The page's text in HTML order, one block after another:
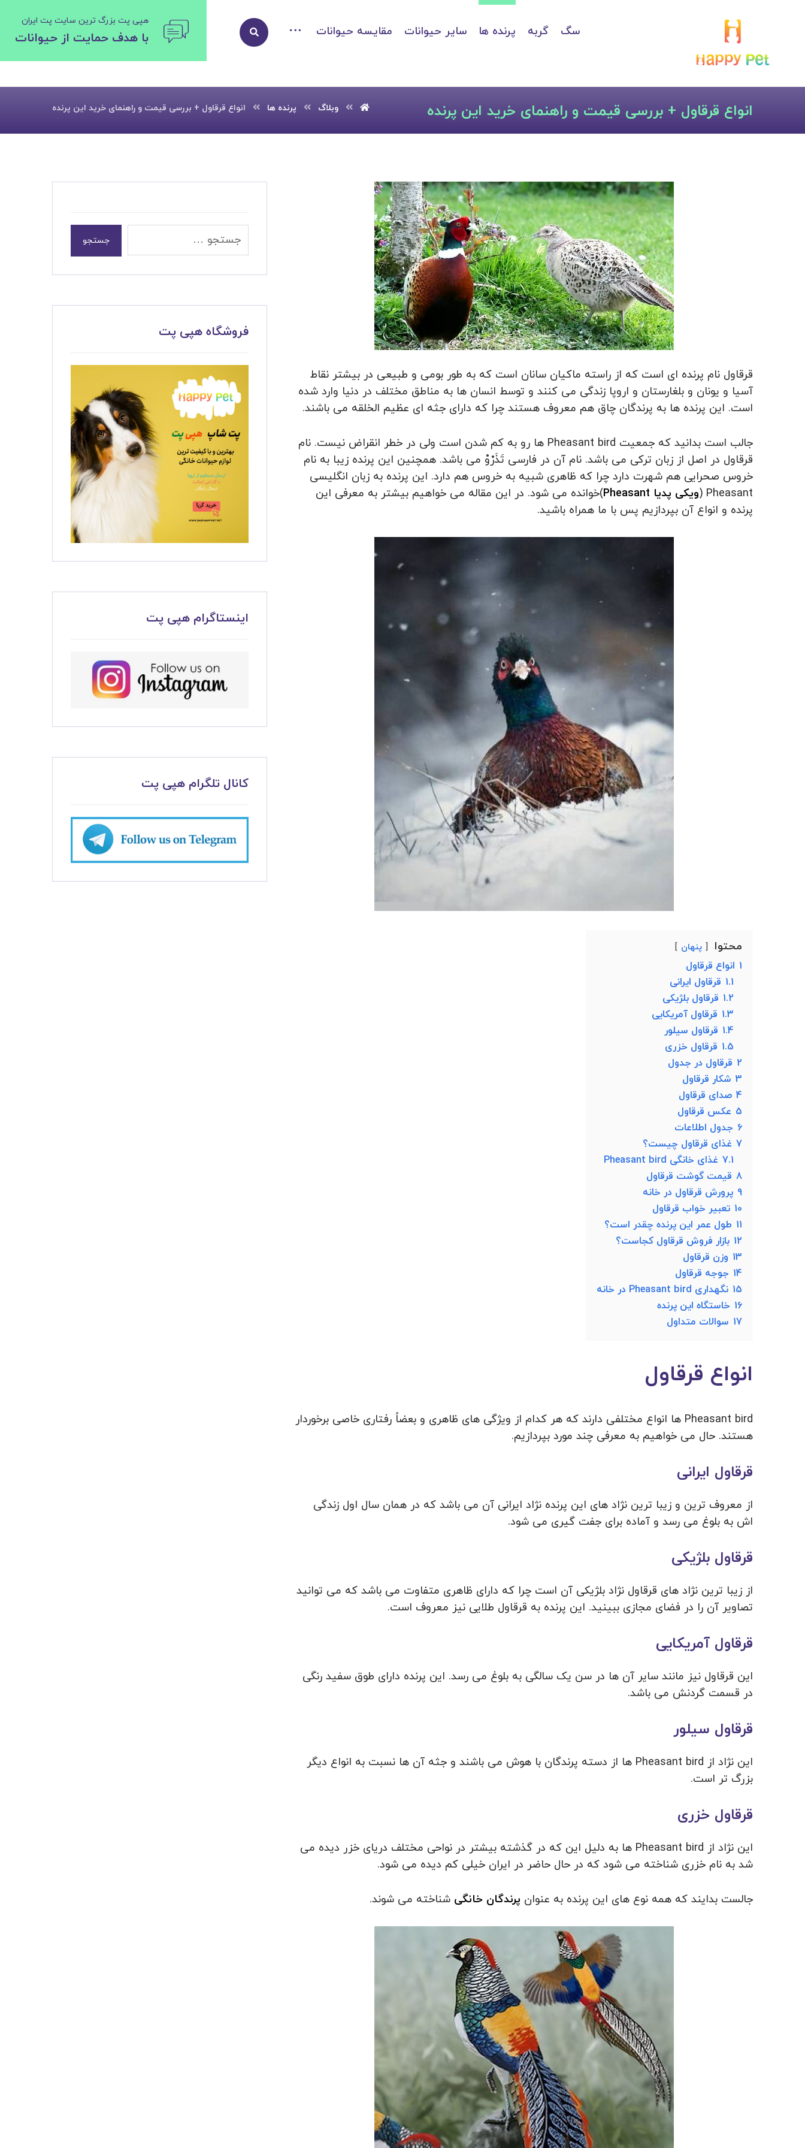
هپی پت بزرگ ترین سایت پت ایران
با هدف حمایت از حیوانات سگ گربه پرنده ها سایر حیوانات مقایسه حیوانات
انواع قرقاول + بررسی قیمت و راهنمای خرید این پرنده وبلاگ پرنده ها انواع قرقاول + بررسی قیمت و راهنمای خرید این پرنده
قرقاول نام پرنده ای است که از راسته ماکیان سانان است که به طور بومی و طبیعی در بیشتر نقاط
آسیا و یونان و بلغارستان و اروپا زندگی می کنند و توسط انسان ها به مناطق مختلف در دنیا وارد شده
است. این پرنده ها به پرندگان چاق هم معروف هستند چرا که دارای جثه ای عظیم الخلقه می باشند.
جالب است بدانید که جمعیت Pheasant bird ها رو به کم شدن است ولی در خطر انقراض نیست. نام
قرقاول در اصل از زبان ترکی می باشد. نام آن در فارسی تَذَرْوْ می باشد. همچنین این پرنده زیبا به نام
خروس صحرایی هم شهرت دارد چرا که ظاهری شبیه به خروس هم دارد. این پرنده به زبان انگلیسی
Pheasant ( ویکی پدیا Pheasant
)خوانده می شود. در این مقاله می خواهیم بیشتر به معرفی این
پرنده و انواع آن بپردازیم پس با ما همراه باشید.
محتوا پنهان
1 انواع قرقاول
1.1 قرقاول ایرانی
1.2 قرقاول بلژیکی
1.3 قرقاول آمریکایی
1.4 قرقاول سیلور
1.5 قرقاول خزری
2 قرقاول در جدول
3 شکار قرقاول
4 صدای قرقاول
5 عکس قرقاول
6 جدول اطلاعات
7 غذای قرقاول چیست؟
7.1 غذای خانگی Pheasant bird
8 قیمت گوشت قرقاول
9 پرورش قرقاول در خانه
10 تعبیر خواب قرقاول
11 طول عمر این پرنده چقدر است؟
12 بازار فروش قرقاول کجاست؟
13 وزن قرقاول
14 جوجه قرقاول
15 نگهداری Pheasant bird در خانه
16 خاستگاه این پرنده
17 سوالات متداول
انواع قرقاول
Pheasant bird ها انواع مختلفی دارند که هر کدام از ویژگی های ظاهری و بعضاً رفتاری خاصی برخوردار
هستند. حال می خواهیم به معرفی چند مورد بپردازیم.
قرقاول ایرانی
از معروف ترین و زیبا ترین نژاد های این پرنده نژاد ایرانی آن می باشد که در همان سال اول زندگی
اش به بلوغ می رسد و آماده برای جفت گیری می شود.
قرقاول بلژیکی
از زیبا ترین نژاد های قرقاول نژاد بلژیکی آن است چرا که دارای ظاهری متفاوت می باشد که می توانید
تصاویر آن را در فضای مجازی ببینید. این پرنده به قرقاول طلایی نیز معروف است.
قرقاول آمریکایی
این قرقاول نیز مانند سایر آن ها در سن یک سالگی به بلوغ می رسد. این پرنده دارای طوق سفید رنگی
در قسمت گردنش می باشد.
قرقاول سیلور
این نژاد از Pheasant bird ها از دسته پرندگان با هوش می باشند و جثه آن ها نسبت به انواع دیگر
بزرگ تر است.
قرقاول خزری
این نژاد از Pheasant bird ها به دلیل این که در گذشته بیشتر در نواحی مختلف دریای خزر دیده می
شد به نام خزری شناخته می شود که در حال حاضر در ایران خیلی کم دیده می شود.
جالست بدایند که همه نوع های این پرنده به عنوان پرندگان خانگی شناخته می شوند.
جستجو
فروشگاه هپی پت
اینستاگرام هپی پت
کانال تلگرام هپی پت